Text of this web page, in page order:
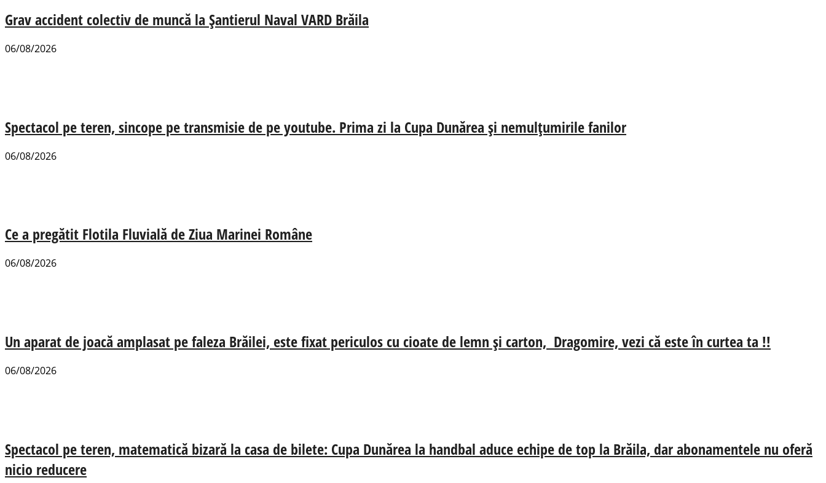
Grav accident colectiv de muncă la Șantierul Naval VARD Brăila
06/08/2026
Spectacol pe teren, sincope pe transmisie de pe youtube. Prima zi la Cupa Dunărea și nemulțumirile fanilor
06/08/2026
Ce a pregătit Flotila Fluvială de Ziua Marinei Române
06/08/2026
Un aparat de joacă amplasat pe faleza Brăilei, este fixat periculos cu cioate de lemn și carton, Dragomire, vezi că este în curtea ta !!
06/08/2026
Spectacol pe teren, matematică bizară la casa de bilete: Cupa Dunărea la handbal aduce echipe de top la Brăila, dar abonamentele nu oferă
nicio reducere